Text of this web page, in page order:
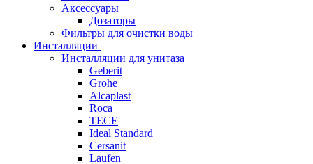
Аксессуары
Дозаторы
Фильтры для очистки воды
Инсталляции
Инсталляции для унитаза
Geberit
Grohe
Alcaplast
Roca
TECE
Ideal Standard
Cersanit
Laufen